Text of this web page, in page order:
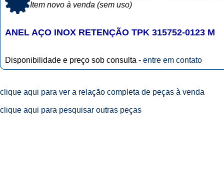
Item novo à venda (sem uso)
ANEL AÇO INOX RETENÇÃO TPK 315752-0123 M
Disponibilidade e preço sob consulta - entre em contato
clique aqui para ver a relação completa de peças à venda
clique aqui para pesquisar outras peças